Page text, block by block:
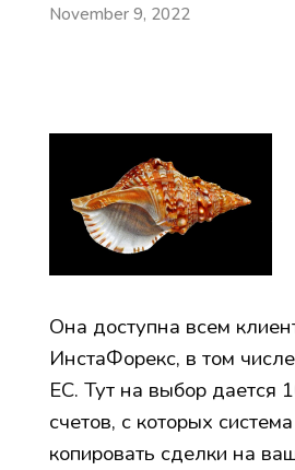
November 9, 2022
Она доступна всем
ИнстаФорекс, в том
ЕС. Тут на выбор дается
счетов, с которых
копировать сделки на